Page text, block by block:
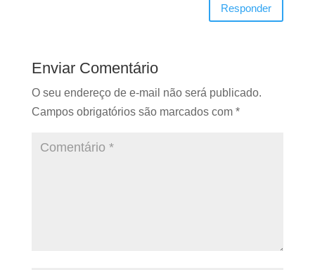
Responder
Enviar Comentário
O seu endereço de e-mail não será publicado.
Campos obrigatórios são marcados com *